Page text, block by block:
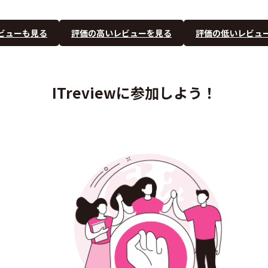
ューも見る 評価の高いレビューを見る 評価の低いレビュ
ITreviewに参加しよう！